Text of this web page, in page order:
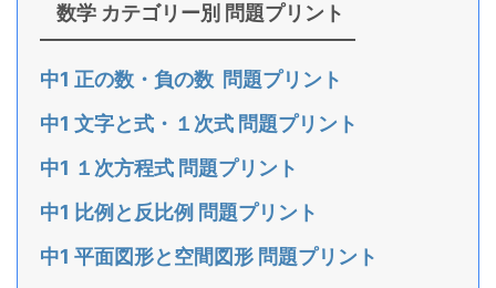
数学 カテゴリー別 問題プリント
中1 正の数・負の数 問題プリント
中1 文字と式・１次式 問題プリント
中1 １次方程式 問題プリント
中1 比例と反比例 問題プリント
中1 平面図形と空間図形 問題プリント